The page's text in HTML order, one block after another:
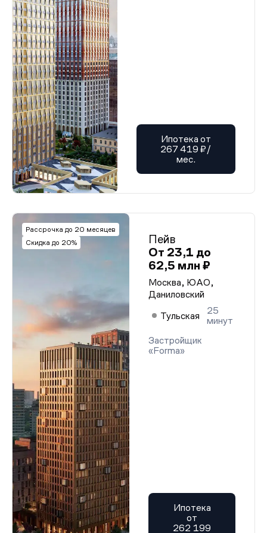
Ипотека от
267 419 ₽/
мес.
Рассрочка до 20 месяцев
Скидка до 20%
Пейв
От 23,1 до
62,5 млн ₽
Москва, ЮАО,
Даниловский
Тульская
25
минут
Застройщик
«Forma»
Ипотека
от
262 199